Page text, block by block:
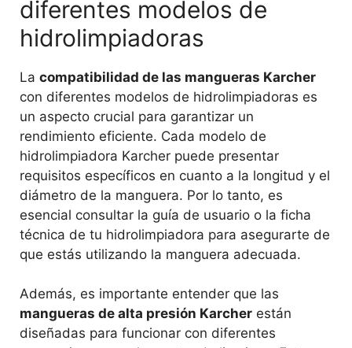
diferentes modelos de
hidrolimpiadoras
La compatibilidad de las mangueras Karcher
con diferentes modelos de hidrolimpiadoras es
un aspecto crucial para garantizar un
rendimiento eficiente. Cada modelo de
hidrolimpiadora Karcher puede presentar
requisitos específicos en cuanto a la longitud y el
diámetro de la manguera. Por lo tanto, es
esencial consultar la guía de usuario o la ficha
técnica de tu hidrolimpiadora para asegurarte de
que estás utilizando la manguera adecuada.
Además, es importante entender que las
mangueras de alta presión Karcher están
diseñadas para funcionar con diferentes